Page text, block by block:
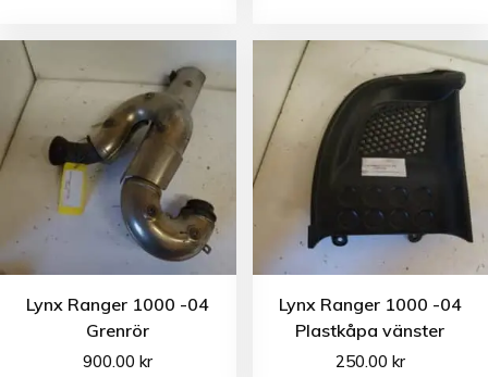
Lynx Ranger 1000 -04
Grenrör
900.00kr
Lynx Ranger 1000 -04
Plastkåpa vänster
250.00 kr